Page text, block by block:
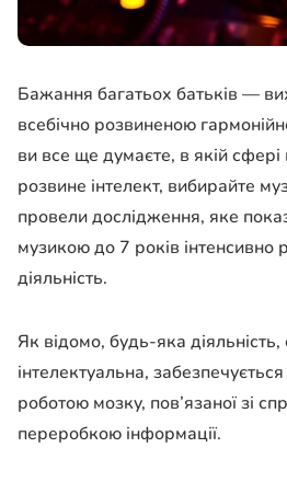
Бажання багатьох батьків —
всебічно розвиненою
ви все ще думаєте, в якій
розвине інтелект, вибирайте
провели дослідження, яке
музикою до 7 років інтенсивно
діяльність.
Як відомо, будь-яка
інтелектуальна,
роботою мозку, пов’язаної зі
переробкою інформації.